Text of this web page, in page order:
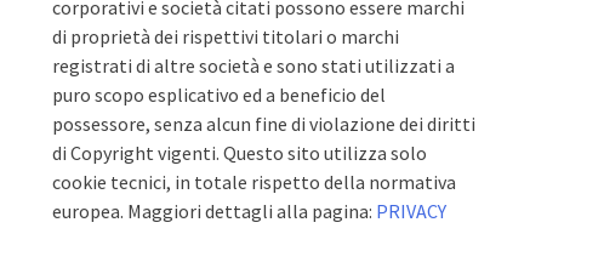
corporativi e società citati possono essere marchi
di proprietà dei rispettivi titolari o marchi
registrati di altre società e sono stati utilizzati a
puro scopo esplicativo ed a beneficio del
possessore, senza alcun fine di violazione dei diritti
di Copyright vigenti. Questo sito utilizza solo
cookie tecnici, in totale rispetto della normativa
europea. Maggiori dettagli alla pagina: PRIVACY